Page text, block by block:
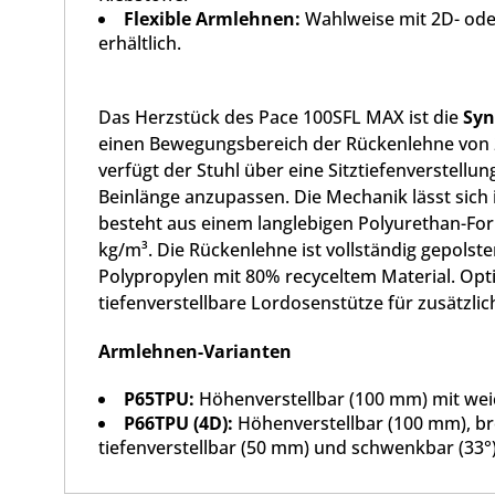
Flexible Armlehnen: Wahlweise mit 2D-
erhältlich.
Das Herzstück des Pace 100SFL MAX ist die
einen Bewegungsbereich der Rückenlehne von
verfügt der Stuhl über eine
Beinlänge anzupassen. Die Mechanik lässt
besteht aus einem langlebigen Polyurethan-
kg/m³. Die Rückenlehne ist vollständig
Polypropylen mit 80% recyceltem Material.
tiefenverstellbare Lordosenstütze für
Armlehnen-Varianten
P65TPU: Höhenverstellbar (100 mm) mit
P66TPU (4D): Höhenverstellbar (100 mm),
tiefenverstellbar (50 mm) und schwenkbar